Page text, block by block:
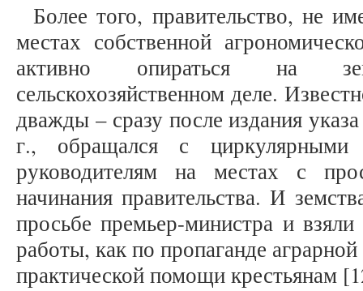
Более того, правительство, не
местах собственной
активно опираться на
сельскохозяйственном деле.
дважды – сразу после издания
г., обращался с циркулярными
руководителям на местах с
начинания правительства. И
просьбе премьер-министра и
работы, как по пропаганде
практической помощи крестьянам